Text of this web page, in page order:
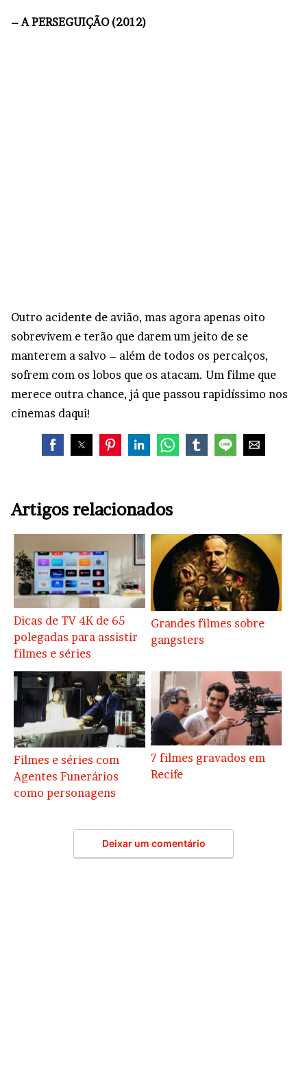
– A PERSEGUIÇÃO (2012)
Outro acidente de avião, mas agora apenas oito
sobrevivem e terão que darem um jeito de se
manterem a salvo – além de todos os percalços,
sofrem com os lobos que os atacam. Um filme que
merece outra chance, já que passou rapidíssimo nos
cinemas daqui!
Artigos relacionados
Dicas de TV 4K de 65
polegadas para assistir
filmes e séries
Grandes filmes sobre
gangsters
Filmes e séries com
Agentes Funerários
como personagens
7 filmes gravados em
Recife
Deixar um comentário